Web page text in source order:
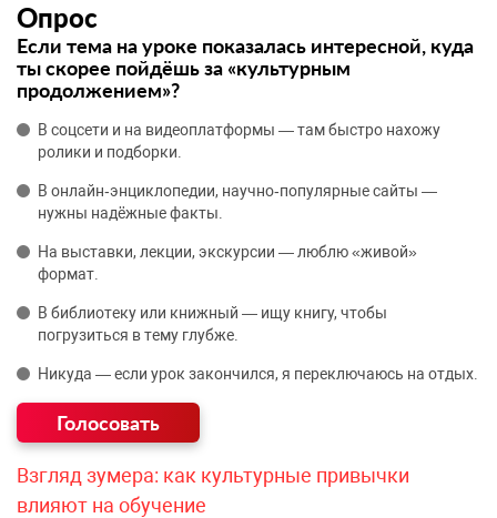
Опрос
Если тема на уроке показалась интересной, куда
ты скорее пойдёшь за «культурным
продолжением»?
В соцсети и на видеоплатформы — там быстро нахожу
ролики и подборки.
В онлайн‑энциклопедии, научно‑популярные сайты —
нужны надёжные факты.
На выставки, лекции, экскурсии — люблю «живой»
формат.
В библиотеку или книжный — ищу книгу, чтобы
погрузиться в тему глубже.
Никуда — если урок закончился, я переключаюсь на отдых.
Взгляд зумера: как культурные привычки
влияют на обучение